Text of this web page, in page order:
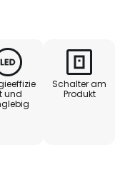
für entspannte
ist.
Bauweise
Funktionalität
und
Schalter am
Produkt